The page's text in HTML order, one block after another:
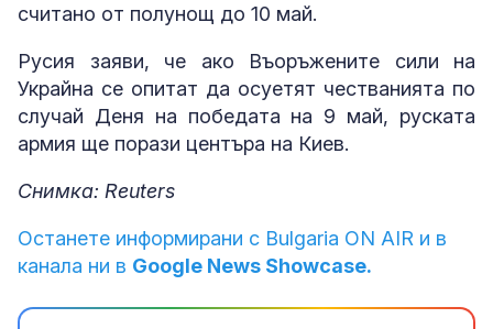
считано от полунощ до 10 май.
Русия заяви, че ако Въоръжените сили на
Украйна се опитат да осуетят честванията по
случай Деня на победата на 9 май, руската
армия ще порази центъра на Киев.
Снимка: Reuters
Останете информирани с Bulgaria ON AIR и в
канала ни в Google News Showcase.